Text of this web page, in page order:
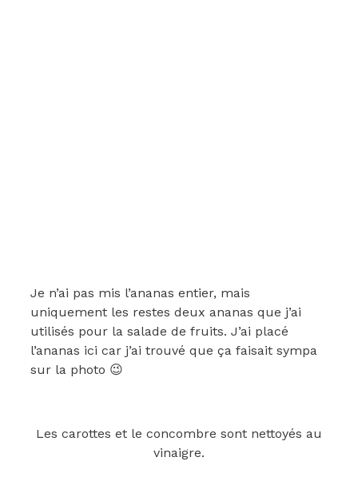
Je n’ai pas mis l’ananas entier, mais
uniquement les restes deux ananas que j’ai
utilisés pour la salade de fruits. J’ai placé
l’ananas ici car j’ai trouvé que ça faisait sympa
sur la photo 😉
Les carottes et le concombre sont nettoyés au
vinaigre.